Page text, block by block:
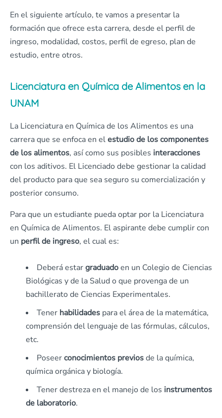
En el siguiente artículo, te vamos a presentar la
formación que ofrece esta carrera, desde el perfil de
ingreso, modalidad, costos, perfil de egreso, plan de
estudio, entre otros.
Licenciatura en Química de Alimentos en la
UNAM
La Licenciatura en Química de los Alimentos es una
carrera que se enfoca en elestudio de los componentes
de los alimentos, así como sus posibles interacciones
con los aditivos. El Licenciado debe gestionar la calidad
del producto para que sea seguro su comercialización y
posterior consumo.
Para que un estudiante pueda optar por la Licenciatura
en Química de Alimentos. El aspirante debe cumplir con
un perfil de ingreso, el cual es:
Deberá estargraduadoen un Colegio de Ciencias
Biológicas y de la Salud o que provenga de un
bachillerato de Ciencias Experimentales.
Tener habilidades para el área de la matemática,
comprensión del lenguaje de las fórmulas, cálculos,
etc.
Poseerconocimientos previosde la química,
química orgánica y biología.
Tener destreza en el manejo de los instrumentos
de laboratorio.